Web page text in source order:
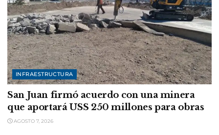
INFRAESTRUCTURA
San Juan firmó acuerdo con una minera
que aportará USS 250 millones para obras
AGOSTO 7, 2026